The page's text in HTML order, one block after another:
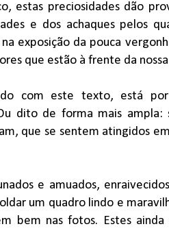
estas preciosidades dão
e dos achaques pelos
exposição da pouca
que estão à frente da nossa
com este texto, está
dito de forma mais
que se sentem atingidos
e amuados,
um quadro lindo e
bem nas fotos. Estes